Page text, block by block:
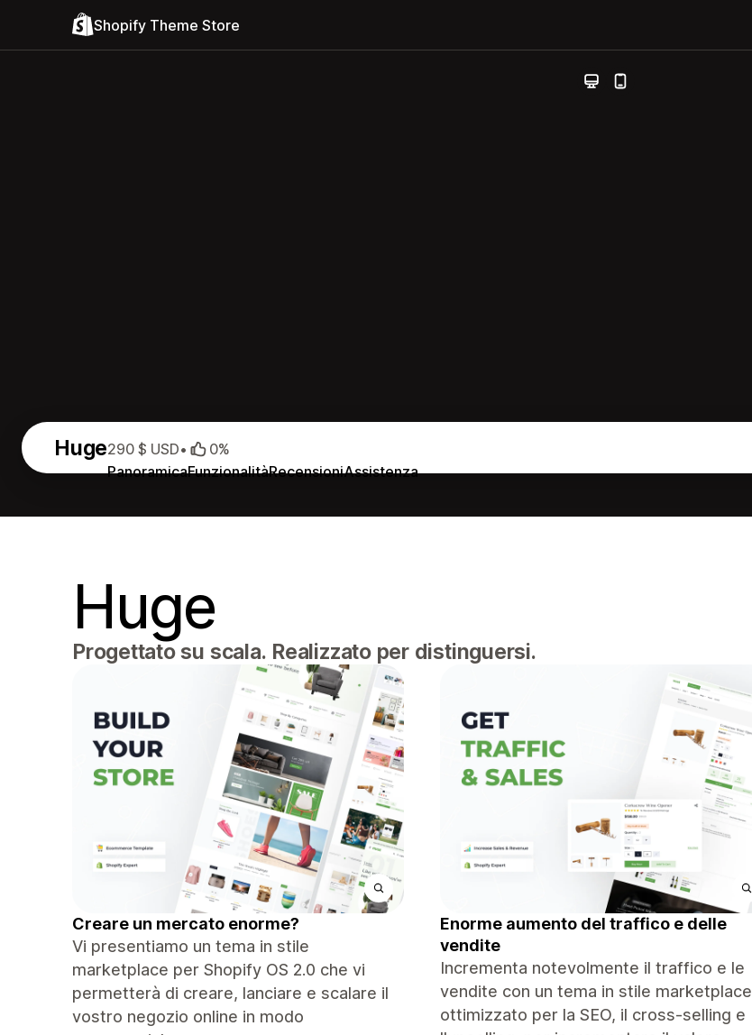
Shopify Theme Store
Huge
PanoramicaFunzionalitàRecensioniAssistenza
290 $ USD• 0%
Huge
Progettato su scala. Realizzato per distinguersi.
Creare un mercato enorme?
Vi presentiamo un tema in stile
marketplace per Shopify OS 2.0 che vi
permetterà di creare, lanciare e scalare il
vostro negozio online in modo
Enorme aumento del traffico e delle
vendite
Incrementa notevolmente il traffico e le
vendite con un tema in stile marketplace
ottimizzato per la SEO, il cross-selling e